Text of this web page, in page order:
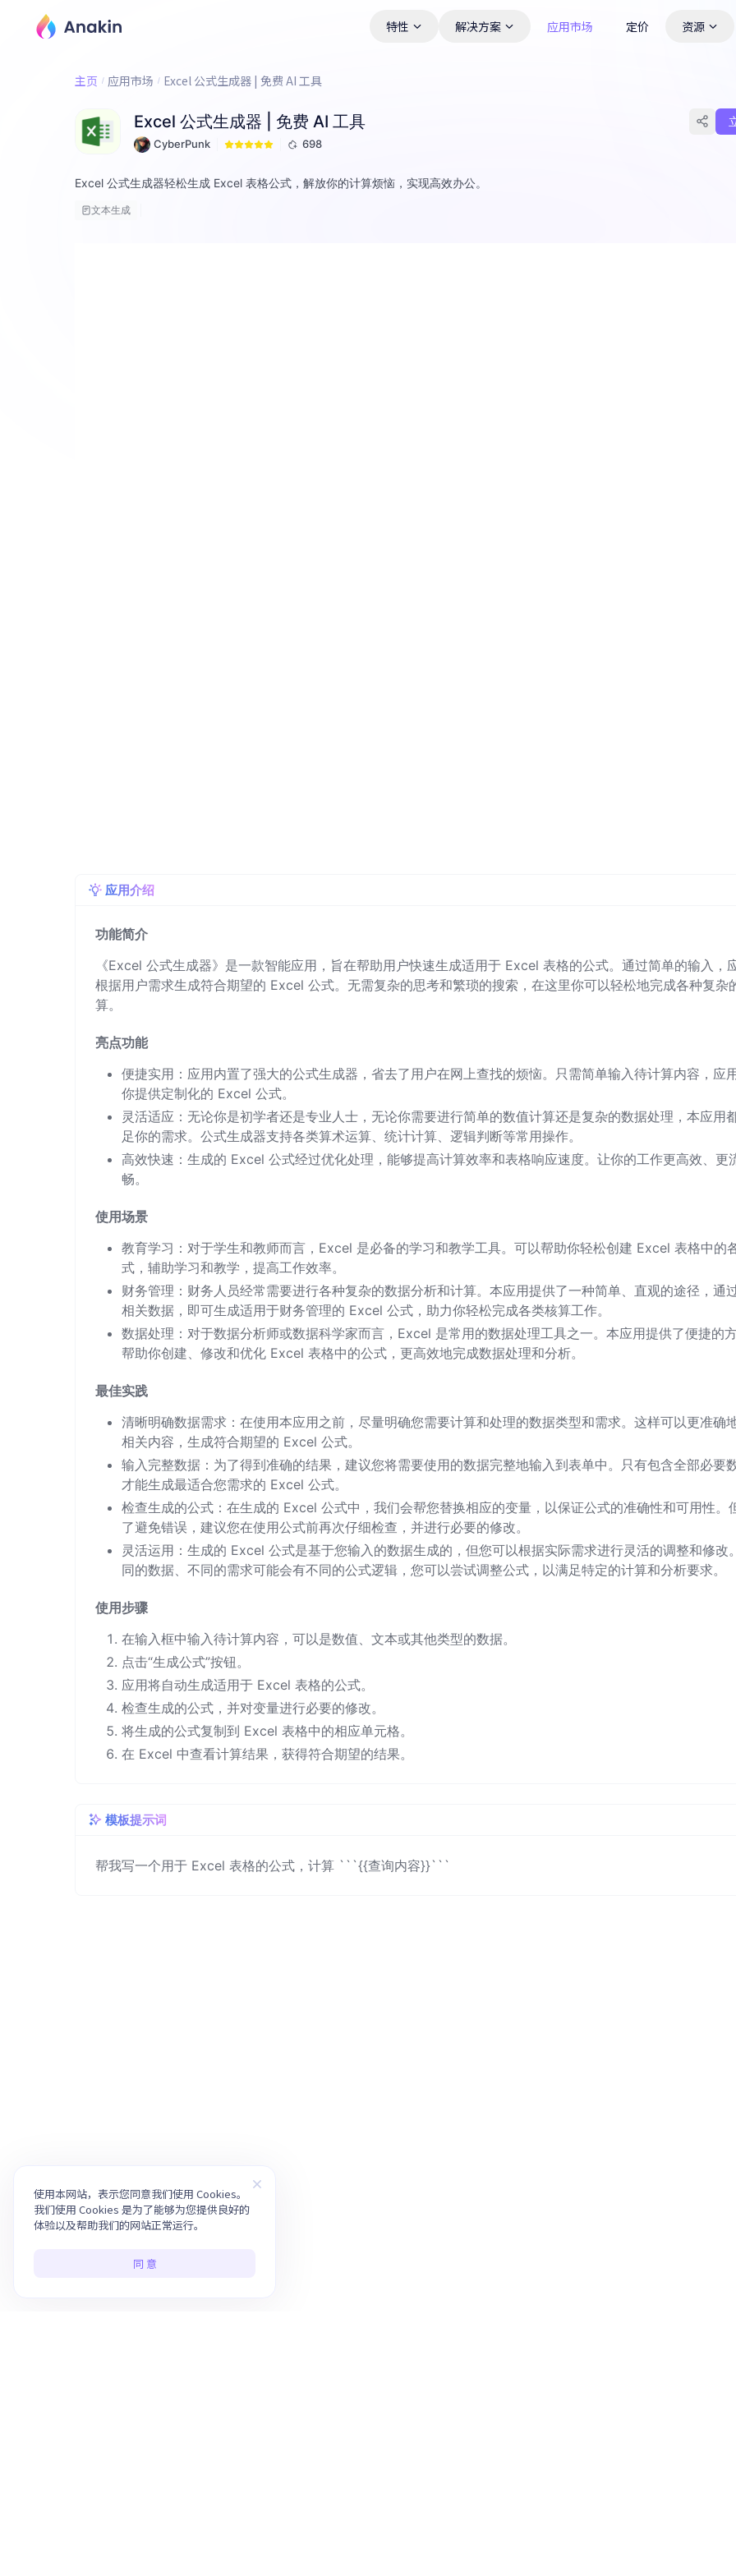
特性 解决方案 应用市场 定价 资源
主页 应用市场 Excel 公式生成器 | 免费 AI 工具
Excel 公式生成器 | 免费 AI 工具
CyberPunk 698
Excel 公式生成器轻松生成 Excel 表格公式，解放你的计算烦恼，实现高效办公。
文本生成
应用介绍
功能简介
《Excel 公式生成器》是一款智能应用，旨在帮助用户快速生成适用于 Excel 表格的公式。通过简单的输入，
根据用户需求生成符合期望的 Excel 公式。无需复杂的思考和繁琐的搜索，在这里你可以轻松地完成各种复杂
算。
亮点功能
便捷实用：应用内置了强大的公式生成器，省去了用户在网上查找的烦恼。只需简单输入待计算内容，应
你提供定制化的 Excel 公式。
灵活适应：无论你是初学者还是专业人士，无论你需要进行简单的数值计算还是复杂的数据处理，本应用
足你的需求。公式生成器支持各类算术运算、统计计算、逻辑判断等常用操作。
高效快速：生成的 Excel 公式经过优化处理，能够提高计算效率和表格响应速度。让你的工作更高效、更
畅。
使用场景
教育学习：对于学生和教师而言，Excel 是必备的学习和教学工具。可以帮助你轻松创建 Excel 表格中的
式，辅助学习和教学，提高工作效率。
财务管理：财务人员经常需要进行各种复杂的数据分析和计算。本应用提供了一种简单、直观的途径，通
相关数据，即可生成适用于财务管理的 Excel 公式，助力你轻松完成各类核算工作。
数据处理：对于数据分析师或数据科学家而言，Excel 是常用的数据处理工具之一。本应用提供了便捷的方
帮助你创建、修改和优化 Excel 表格中的公式，更高效地完成数据处理和分析。
最佳实践
清晰明确数据需求：在使用本应用之前，尽量明确您需要计算和处理的数据类型和需求。这样可以更准确
相关内容，生成符合期望的 Excel 公式。
输入完整数据：为了得到准确的结果，建议您将需要使用的数据完整地输入到表单中。只有包含全部必要
才能生成最适合您需求的 Excel 公式。
检查生成的公式：在生成的 Excel 公式中，我们会帮您替换相应的变量，以保证公式的准确性和可用性。
了避免错误，建议您在使用公式前再次仔细检查，并进行必要的修改。
灵活运用：生成的 Excel 公式是基于您输入的数据生成的，但您可以根据实际需求进行灵活的调整和修改
同的数据、不同的需求可能会有不同的公式逻辑，您可以尝试调整公式，以满足特定的计算和分析要求。
使用步骤
在输入框中输入待计算内容，可以是数值、文本或其他类型的数据。
点击“生成公式”按钮。
应用将自动生成适用于 Excel 表格的公式。
检查生成的公式，并对变量进行必要的修改。
将生成的公式复制到 Excel 表格中的相应单元格。
在 Excel 中查看计算结果，获得符合期望的结果。
模板提示词
帮我写一个用于 Excel 表格的公式，计算 ```{{查询内容}}```
使用本网站，表示您同意我们使用 Cookies。
我们使用 Cookies 是为了能够为您提供良好的
体验以及帮助我们的网站正常运行。
同 意